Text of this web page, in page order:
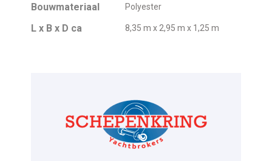
Bouwmateriaal Polyester
L x B x D ca 8,35 m x 2,95 m x 1,25 m